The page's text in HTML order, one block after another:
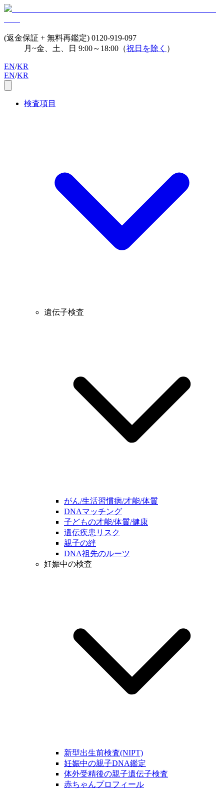
(返金保証 + 無料再鑑定) 0120-919-097
月~金、土、日 9:00～18:00（祝日を除く ）
EN/KR
EN/KR
検査項目
遺伝子検査
がん/生活習慣病/才能/体質
DNAマッチング
子どもの才能/体質/健康
遺伝疾患リスク
親子の絆
DNA祖先のルーツ
妊娠中の検査
新型出生前検査(NIPT)
妊娠中の親子DNA鑑定
体外受精後の親子遺伝子検査
赤ちゃんプロフィール